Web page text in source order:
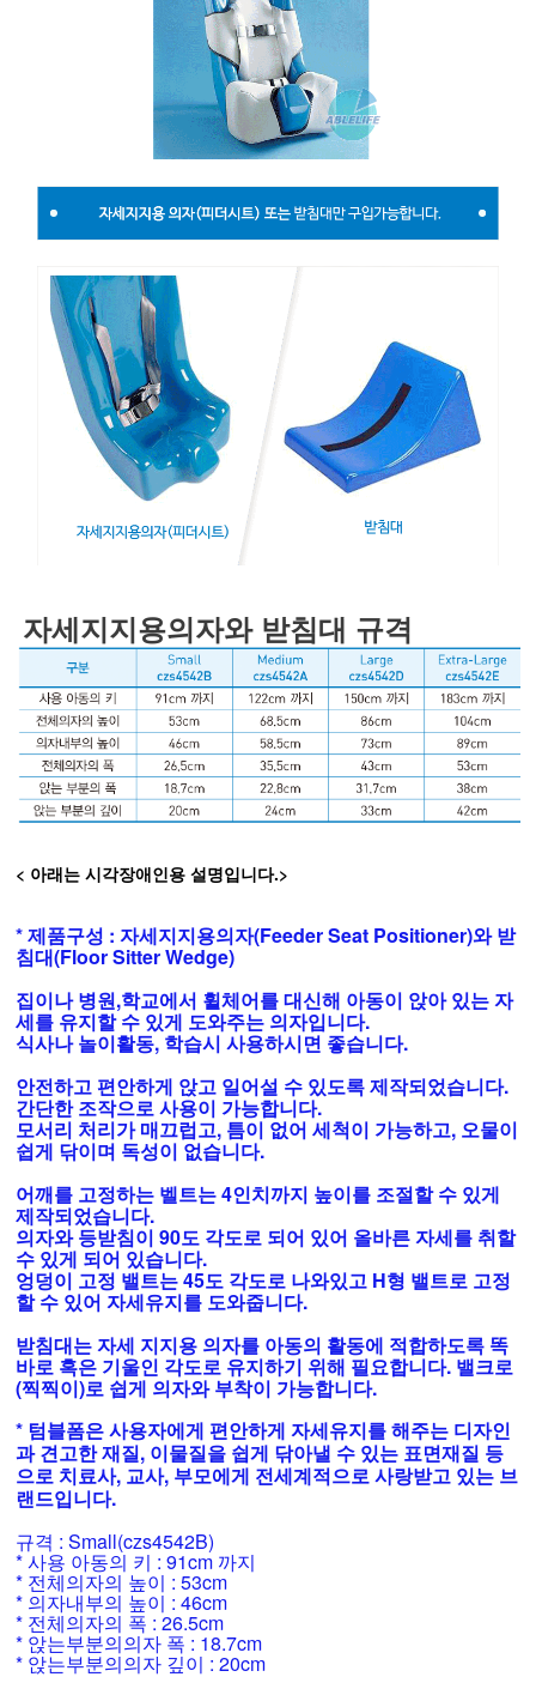
자세지지용의자와 받침대 규격
< 아래는 시각장애인용 설명입니다.>
* 제품구성 : 자세지지용의자(Feeder Seat Positioner)와 받
침대(Floor Sitter Wedge)
집이나 병원,학교에서 휠체어를 대신해 아동이 앉아 있는 자
세를 유지할 수 있게 도와주는 의자입니다.
식사나 놀이활동, 학습시 사용하시면 좋습니다.
안전하고 편안하게 앉고 일어설 수 있도록 제작되었습니다.
간단한 조작으로 사용이 가능합니다.
모서리 처리가 매끄럽고, 틈이 없어 세척이 가능하고, 오물이
쉽게 닦이며 독성이 없습니다.
어깨를 고정하는 벨트는 4인치까지 높이를 조절할 수 있게
제작되었습니다.
의자와 등받침이 90도 각도로 되어 있어 올바른 자세를 취할
수 있게 되어 있습니다.
엉덩이 고정 밸트는 45도 각도로 나와있고 H형 밸트로 고정
할 수 있어 자세유지를 도와줍니다.
받침대는 자세 지지용 의자를 아동의 활동에 적합하도록 똑
바로 혹은 기울인 각도로 유지하기 위해 필요합니다. 밸크로
(찍찍이)로 쉽게 의자와 부착이 가능합니다.
* 텀블폼은 사용자에게 편안하게 자세유지를 해주는 디자인
과 견고한 재질, 이물질을 쉽게 닦아낼 수 있는 표면재질 등
으로 치료사, 교사, 부모에게 전세계적으로 사랑받고 있는 브
랜드입니다.
규격 : Small(czs4542B)
* 사용 아동의 키 : 91cm 까지
* 전체의자의 높이 : 53cm
* 의자내부의 높이 : 46cm
* 전체의자의 폭 : 26.5cm
* 앉는부분의의자 폭 : 18.7cm
* 앉는부분의의자 깊이 : 20cm